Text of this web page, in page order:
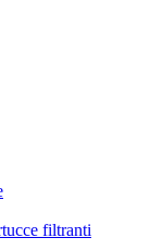
filtranti